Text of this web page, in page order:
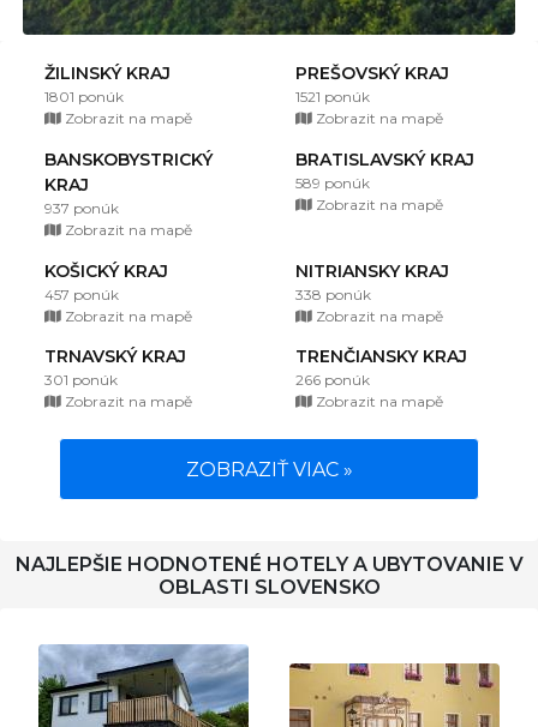
ŽILINSKÝ KRAJ
1801 ponúk
Zobrazit na mapě
PREŠOVSKÝ KRAJ
1521 ponúk
Zobrazit na mapě
BANSKOBYSTRICKÝ
KRAJ
937 ponúk
Zobrazit na mapě
BRATISLAVSKÝ KRAJ
589 ponúk
Zobrazit na mapě
KOŠICKÝ KRAJ
457 ponúk
Zobrazit na mapě
NITRIANSKY KRAJ
338 ponúk
Zobrazit na mapě
TRNAVSKÝ KRAJ
301 ponúk
Zobrazit na mapě
TRENČIANSKY KRAJ
266 ponúk
Zobrazit na mapě
ZOBRAZIŤ VIAC »
NAJLEPŠIE HODNOTENÉ HOTELY A UBYTOVANIE V
OBLASTI SLOVENSKO